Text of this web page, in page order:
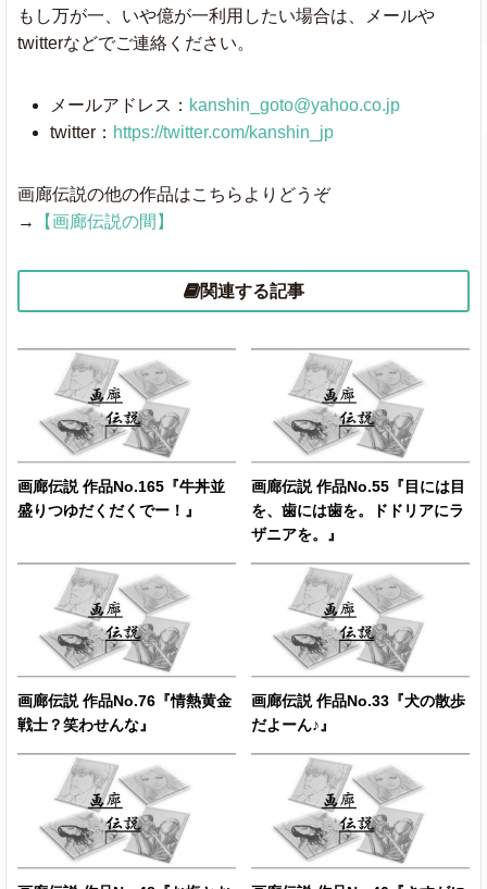
もし万が一、いや億が一利用したい場合は、メールや
twitterなどでご連絡ください。
メールアドレス： kanshin_goto@yahoo.co.jp
twitter： https://twitter.com/kanshin_jp
画廊伝説の他の作品はこちらよりどうぞ
→
【画廊伝説の間】
関連する記事
画廊伝説 作品No.165『牛丼並
盛りつゆだくだくでー！』
画廊伝説 作品No.55『目には目
を、歯には歯を。ドドリアにラ
ザニアを。』
画廊伝説 作品No.76『情熱黄金
戦士？笑わせんな』
画廊伝説 作品No.33『犬の散歩
だよーん♪』